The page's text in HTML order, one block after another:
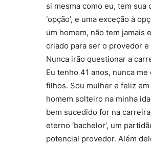
si mesma como eu, tem sua
‘opção’, e uma exceção à
um homem, não tem jamais
criado para ser o provedor
Nunca irão questionar a
Eu tenho 41 anos, nunca
filhos. Sou mulher e feliz
homem solteiro na minha
bem sucedido for na
eterno ‘bachelor’, um
potencial provedor. Além